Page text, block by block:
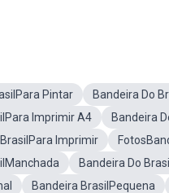
Pintar Bandeira Do
Imprimir A4
Bandeira
Imprimir
Bandeira Do
Bandeira BrasilPequena